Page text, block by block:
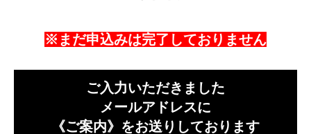
※まだ申込みは完了しておりません
ご入力いただきました
メールアドレスに
《ご案内》 をお送りしております